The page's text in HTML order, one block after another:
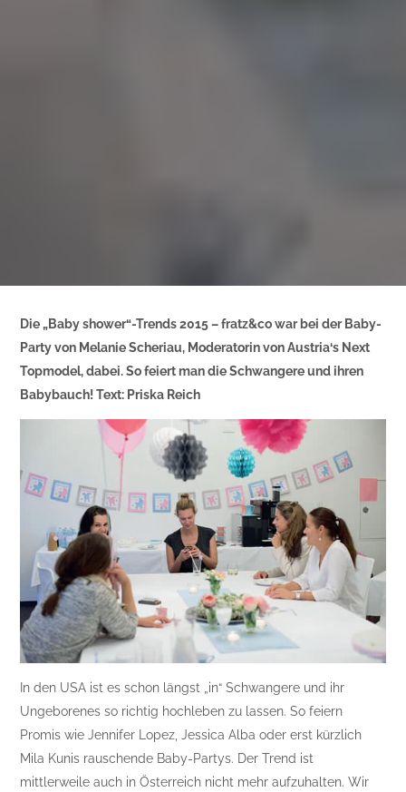
Die „Baby shower“-Trends 2015 – fratz&co war bei der Baby-
Party von Melanie Scheriau, Moderatorin von Austria‘s Next
Topmodel, dabei. So feiert man die Schwangere und ihren
Babybauch! Text: Priska Reich
In den USA ist es schon längst „in“ Schwangere und ihr
Ungeborenes so richtig hochleben zu lassen. So feiern
Promis wie Jennifer Lopez, Jessica Alba oder erst kürzlich
Mila Kunis rauschende Baby-Partys. Der Trend ist
mittlerweile auch in Österreich nicht mehr aufzuhalten. Wir